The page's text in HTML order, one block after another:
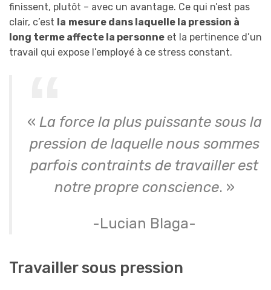
finissent, plutôt – avec un avantage. Ce qui n’est pas
clair, c’est la mesure dans laquelle la pression à
long terme affecte la personne et la pertinence d’un
travail qui expose l’employé à ce stress constant.
« La force la plus puissante sous la
pression de laquelle nous sommes
parfois contraints de travailler est
notre propre conscience. »
-Lucian Blaga-
Travailler sous pression